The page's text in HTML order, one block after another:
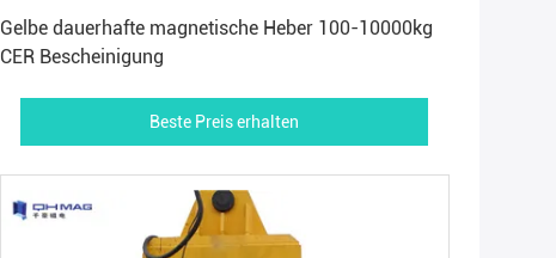
Gelbe dauerhafte magnetische Heber 100-10000kg
CER Bescheinigung
Beste Preis erhalten